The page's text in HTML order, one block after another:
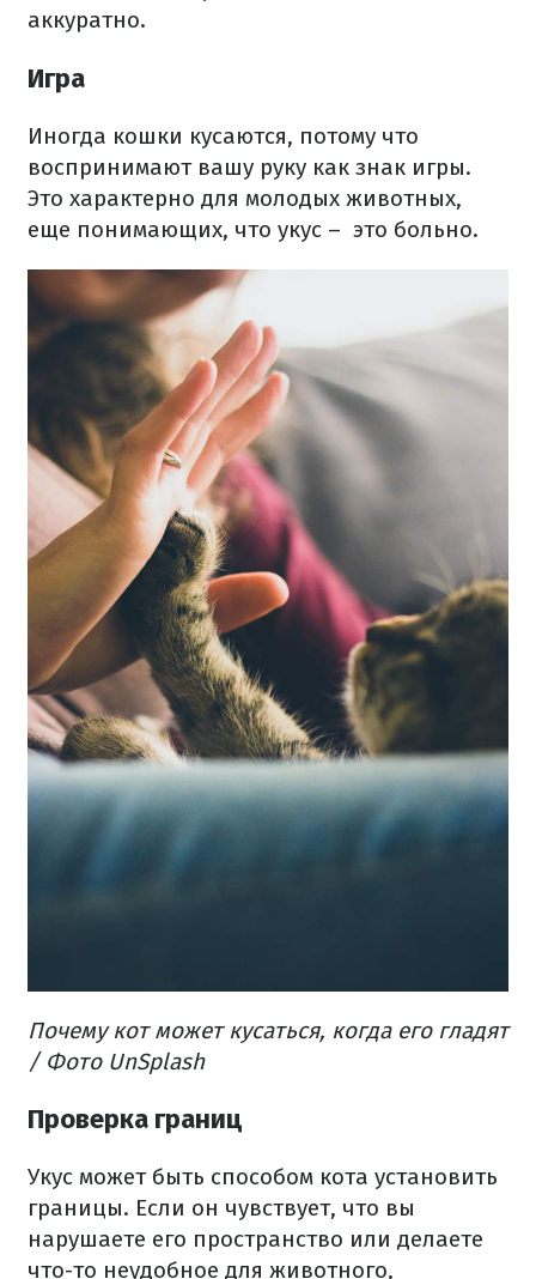
аккуратно.
Игра
Иногда кошки кусаются, потому что
воспринимают вашу руку как знак игры.
Это характерно для молодых животных,
еще понимающих, что укус – это больно.
Почему кот может кусаться, когда его гладят
/ Фото UnSplash
Проверка границ
Укус может быть способом кота установить
границы. Если он чувствует, что вы
нарушаете его пространство или делаете
что-то неудобное для животного,